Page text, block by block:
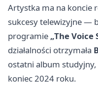
Artystka ma na koncie
sukcesy telewizyjne —
programie „The Voice
działalności otrzymała
ostatni album studyjny,
koniec 2024 roku.